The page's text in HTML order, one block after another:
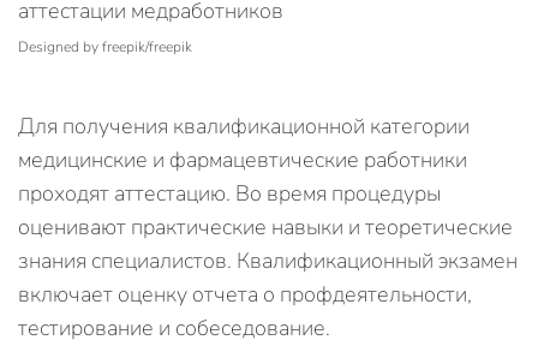
Designed by freepik/freepik
Для получения квалификационной категории
медицинские и фармацевтические работники
проходят аттестацию. Во время процедуры
оценивают практические навыки и теоретические
знания специалистов. Квалификационный экзамен
включает оценку отчета о профдеятельности,
тестирование и собеседование.